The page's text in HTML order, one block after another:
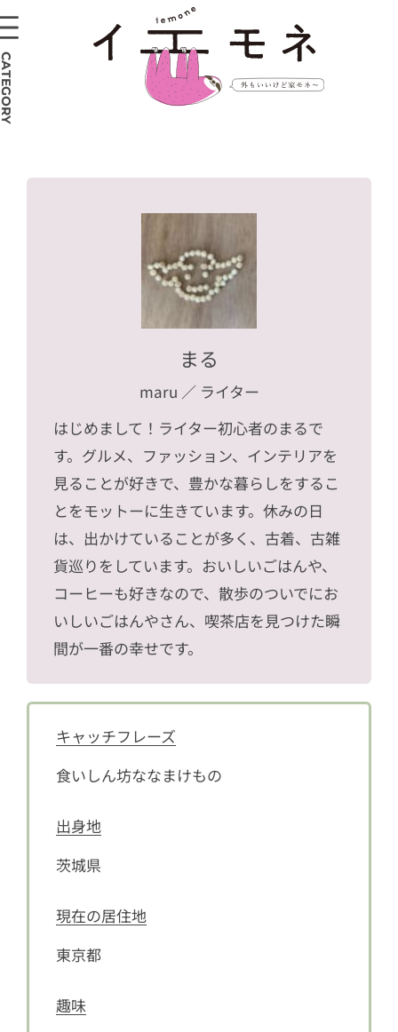
まる
maru ／ ライター
はじめまして！ライター初心者のまるで
す。グルメ、ファッション、インテリアを
見ることが好きで、豊かな暮らしをするこ
とをモットーに生きています。休みの日
は、出かけていることが多く、古着、古雑
貨巡りをしています。おいしいごはんや、
コーヒーも好きなので、散歩のついでにお
いしいごはんやさん、喫茶店を見つけた瞬
間が一番の幸せです。
キャッチフレーズ
食いしん坊ななまけもの
出身地
茨城県
現在の居住地
東京都
趣味